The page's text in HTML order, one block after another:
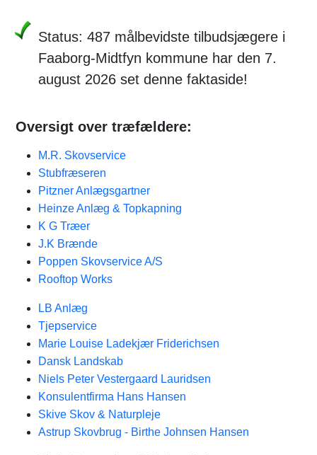
Status: 487 målbevidste tilbudsjægere i
Faaborg-Midtfyn kommune har den 7.
august 2026 set denne faktaside!
Oversigt over træfældere:
M.R. Skovservice
Stubfræseren
Pitzner Anlægsgartner
Heinze Anlæg & Topkapning
K G Træer
J.K Brænde
Poppen Skovservice A/S
Rooftop Works
LB Anlæg
Tjepservice
Marie Louise Ladekjær Friderichsen
Dansk Landskab
Niels Peter Vestergaard Lauridsen
Konsulentfirma Hans Hansen
Skive Skov & Naturpleje
Astrup Skovbrug - Birthe Johnsen Hansen